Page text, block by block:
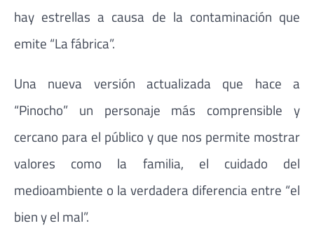
hay estrellas a causa de la contaminación que
emite “La fábrica”.
Una nueva versión actualizada que hace a
“Pinocho” un personaje más comprensible y
cercano para el público y que nos permite mostrar
valores como la familia, el cuidado del
medioambiente o la verdadera diferencia entre “el
bien y el mal”.